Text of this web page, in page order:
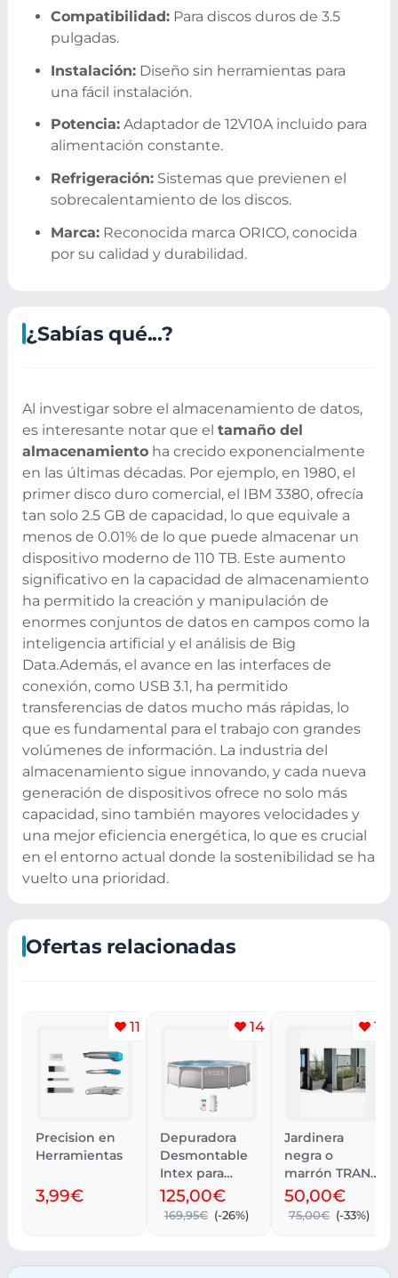
Compatibilidad: Para discos duros de 3.5
pulgadas.
Instalación: Diseño sin herramientas para
una fácil instalación.
Potencia: Adaptador de 12V10A incluido para
alimentación constante.
Refrigeración: Sistemas que previenen el
sobrecalentamiento de los discos.
Marca: Reconocida marca ORICO, conocida
por su calidad y durabilidad.
¿Sabías qué...?
Al investigar sobre el almacenamiento de datos,
es interesante notar que el tamaño del
almacenamiento ha crecido exponencialmente
en las últimas décadas. Por ejemplo, en 1980, el
primer disco duro comercial, el IBM 3380, ofrecía
tan solo 2.5 GB de capacidad, lo que equivale a
menos de 0.01% de lo que puede almacenar un
dispositivo moderno de 110 TB. Este aumento
significativo en la capacidad de almacenamiento
ha permitido la creación y manipulación de
enormes conjuntos de datos en campos como la
inteligencia artificial y el análisis de Big
Data.Además, el avance en las interfaces de
conexión, como USB 3.1, ha permitido
transferencias de datos mucho más rápidas, lo
que es fundamental para el trabajo con grandes
volúmenes de información. La industria del
almacenamiento sigue innovando, y cada nueva
generación de dispositivos ofrece no solo más
capacidad, sino también mayores velocidades y
una mejor eficiencia energética, lo que es crucial
en el entorno actual donde la sostenibilidad se ha
vuelto una prioridad.
Ofertas relacionadas
11
Precision en
Herramientas
3,99€
14
Depuradora
Desmontable
Intex para
Piscina
D366x76 cm
125,00€
169,95€ (-26%)
10
Jardinera
negra o
marrón TRANA
A30xL83xA130
50,00€
75,00€ (-33%)